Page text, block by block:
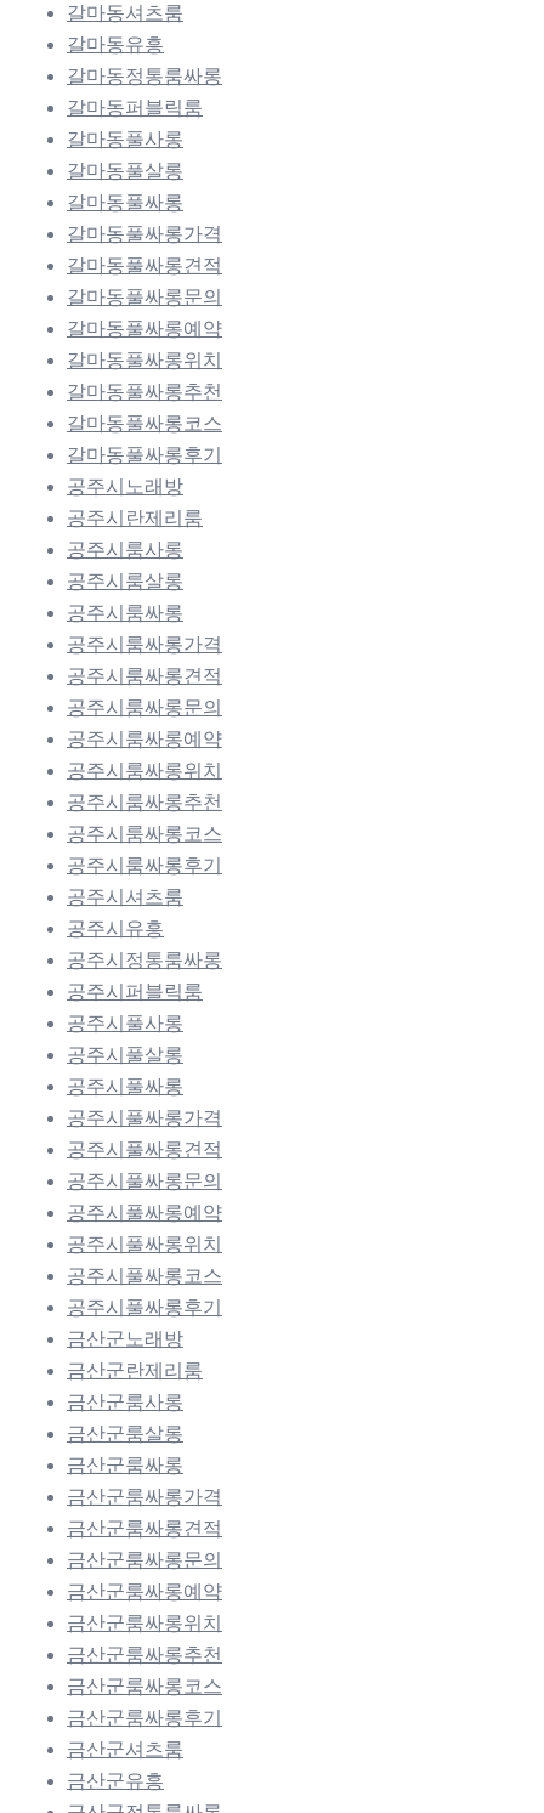
갈마동셔츠룸
갈마동유흥
갈마동정통룸싸롱
갈마동퍼블릭룸
갈마동풀사롱
갈마동풀살롱
갈마동풀싸롱
갈마동풀싸롱가격
갈마동풀싸롱견적
갈마동풀싸롱문의
갈마동풀싸롱예약
갈마동풀싸롱위치
갈마동풀싸롱추천
갈마동풀싸롱코스
갈마동풀싸롱후기
공주시노래방
공주시란제리룸
공주시룸사롱
공주시룸살롱
공주시룸싸롱
공주시룸싸롱가격
공주시룸싸롱견적
공주시룸싸롱문의
공주시룸싸롱예약
공주시룸싸롱위치
공주시룸싸롱추천
공주시룸싸롱코스
공주시룸싸롱후기
공주시셔츠룸
공주시유흥
공주시정통룸싸롱
공주시퍼블릭룸
공주시풀사롱
공주시풀살롱
공주시풀싸롱
공주시풀싸롱가격
공주시풀싸롱견적
공주시풀싸롱문의
공주시풀싸롱예약
공주시풀싸롱위치
공주시풀싸롱코스
공주시풀싸롱후기
금산군노래방
금산군란제리룸
금산군룸사롱
금산군룸살롱
금산군룸싸롱
금산군룸싸롱가격
금산군룸싸롱견적
금산군룸싸롱문의
금산군룸싸롱예약
금산군룸싸롱위치
금산군룸싸롱추천
금산군룸싸롱코스
금산군룸싸롱후기
금산군셔츠룸
금산군유흥